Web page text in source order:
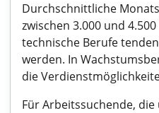
Durchschnittliche
zwischen 3.000 und
technische Berufe
werden. In
die
Für Arbeitssuchende,